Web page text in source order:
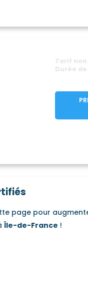
Tarif non
Durée
page pour
Île-de-France !